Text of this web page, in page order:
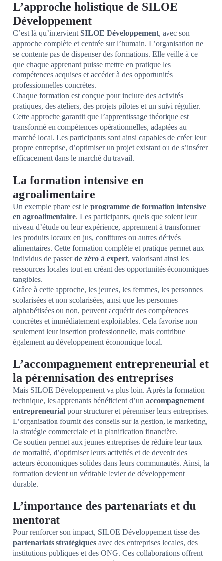
L’approche holistique de SILOE
Développement
C’est là qu’intervient SILOE Développement, avec son
approche complète et centrée sur l’humain. L’organisation ne
se contente pas de dispenser des formations. Elle veille à ce
que chaque apprenant puisse mettre en pratique les
compétences acquises et accéder à des opportunités
professionnelles concrètes.
Chaque formation est conçue pour inclure des activités
pratiques, des ateliers, des projets pilotes et un suivi régulier.
Cette approche garantit que l’apprentissage théorique est
transformé en compétences opérationnelles, adaptées au
marché local. Les participants sont ainsi capables de créer leur
propre entreprise, d’optimiser un projet existant ou de s’insérer
efficacement dans le marché du travail.
La formation intensive en
agroalimentaire
Un exemple phare est le programme de formation intensive
en agroalimentaire. Les participants, quels que soient leur
niveau d’étude ou leur expérience, apprennent à transformer
les produits locaux en jus, confitures ou autres dérivés
alimentaires. Cette formation complète et pratique permet aux
individus de passerde zéro à expert, valorisant ainsi les
ressources locales tout en créant des opportunités économiques
tangibles.
Grâce à cette approche, les jeunes, les femmes, les personnes
scolarisées et non scolarisées, ainsi que les personnes
alphabétisées ou non, peuvent acquérir des compétences
concrètes et immédiatement exploitables. Cela favorise non
seulement leur insertion professionnelle, mais contribue
également au développement économique local.
L’accompagnement entrepreneurial et
la pérennisation des entreprises
Mais SILOE Développement va plus loin. Après la formation
technique, les apprenants bénéficient d’un accompagnement
entrepreneurial pour structurer et pérenniser leurs entreprises.
L’organisation fournit des conseils sur la gestion, le marketing,
la stratégie commerciale et la planification financière.
Ce soutien permet aux jeunes entreprises de réduire leur taux
de mortalité, d’optimiser leurs activités et de devenir des
acteurs économiques solides dans leurs communautés. Ainsi, la
formation devient un véritable levier de développement
durable.
L’importance des partenariats et du
mentorat
Pour renforcer son impact, SILOE Développement tisse des
partenariats stratégiques avec des entreprises locales, des
institutions publiques et des ONG. Ces collaborations offrent